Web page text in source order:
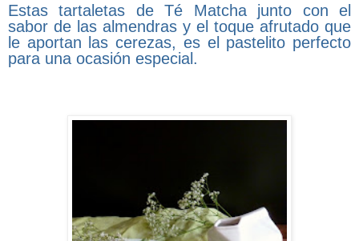
Estas tartaletas de Té Matcha junto con el
sabor de las almendras y el toque afrutado que
le aportan las cerezas, es el pastelito perfecto
para una ocasión especial.